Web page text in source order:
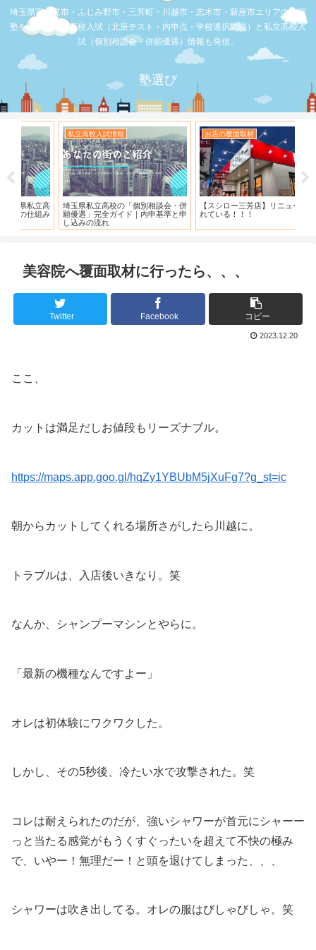
埼玉県富士見市・ふじみ野市・三芳町・川越市・志木市・新座市エリアの学習
塾を比較。公立高校入試（北辰テスト・内申点・学校選択問題）と私立高校入
試（個別相談会・併願優遇）情報も発信。
塾選び
お店の覆面取材
【スシロー三芳店】リニューアルさ
れている！！！
お店の覆面取材
【三芳】フーコット
美容院へ覆面取材に行ったら、、、
Twitter Facebook コピー
2023.12.20
ここ、
カットは満足だしお値段もリーズナブル。
https://maps.app.goo.gl/hqZy1YBUbM5jXuFg7?g_st=ic
朝からカットしてくれる場所さがしたら川越に。
トラブルは、入店後いきなり。笑
なんか、シャンプーマシンとやらに。
「最新の機種なんですよー」
オレは初体験にワクワクした。
しかし、その5秒後、冷たい水で攻撃された。笑
コレは耐えられたのだが、強いシャワーが首元にシャーー
っと当たる感覚がもうくすぐったいを超えて不快の極み
で、いやー！無理だー！と頭を退けてしまった、、、
シャワーは吹き出してる。オレの服はびしゃびしゃ。笑